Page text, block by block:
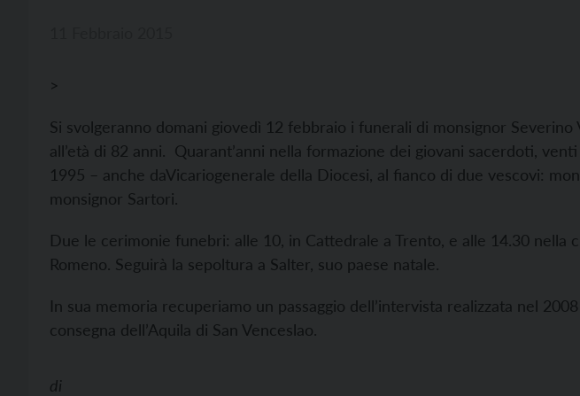
>
Si svolgeranno domani giovedì 12 febbraio i funerali di monsignor
all’età di 82 anni. Quarant’anni nella formazione dei giovani sacerdoti,
1995 – anche daVicariogenerale della Diocesi, al fianco di due vescovi:
monsignor Sartori.
Due le cerimonie funebri: alle 10, in Cattedrale a Trento, e alle 14.30 nella
Romeno. Seguirà la sepoltura a Salter, suo paese natale.
In sua memoria recuperiamo un passaggio dell’intervista realizzata nel
consegna dell’Aquila di San Venceslao.
di